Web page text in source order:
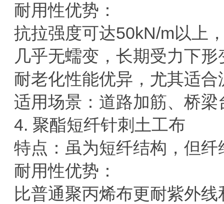
耐用性优势 ‌：
抗拉强度可达50kN/m以上‌
几乎无蠕变，长期受力下
耐老化性能优异，尤其适
适用场景 ：道路加筋、桥
4. ‌聚酯短纤针刺土工布‌
特点 ：虽为短纤结构，但
耐用性优势 ‌：
比普通聚丙烯布更耐紫外